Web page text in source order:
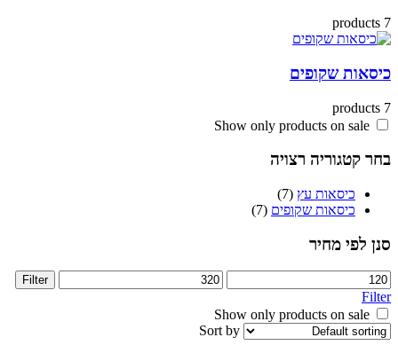
שקופים
רצויה
כיסאות עץ (7)
כיסאות שקופים (7)
מחיר
price
Sort by